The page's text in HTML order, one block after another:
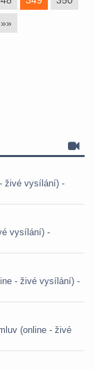
»»
živé vysílání) -
vysílání) -
- živé vysílání) -
(online - živé